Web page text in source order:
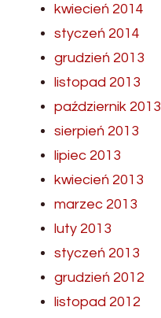
kwiecień 2014
styczeń 2014
grudzień 2013
listopad 2013
październik 2013
sierpień 2013
lipiec 2013
kwiecień 2013
marzec 2013
luty 2013
styczeń 2013
grudzień 2012
listopad 2012